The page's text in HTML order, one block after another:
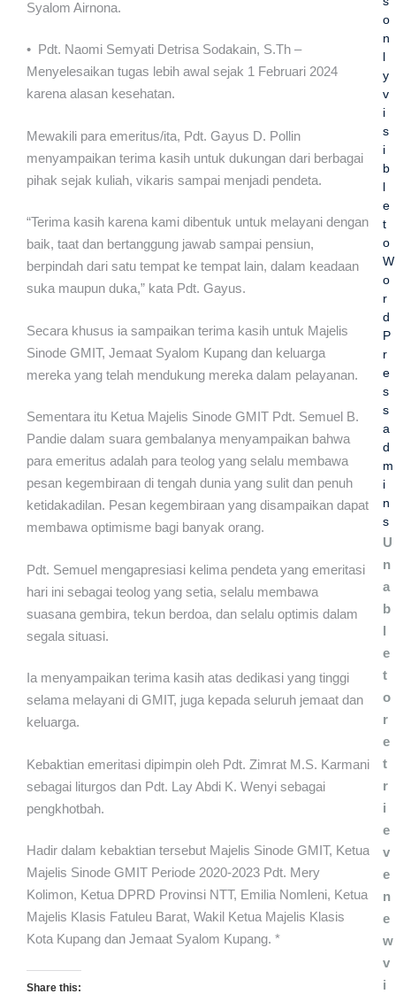
Syalom Airnona.
• Pdt. Naomi Semyati Detrisa Sodakain, S.Th –
Menyelesaikan tugas lebih awal sejak 1 Februari 2024
karena alasan kesehatan.
Mewakili para emeritus/ita, Pdt. Gayus D. Pollin
menyampaikan terima kasih untuk dukungan dari berbagai
pihak sejak kuliah, vikaris sampai menjadi pendeta.
“Terima kasih karena kami dibentuk untuk melayani dengan
baik, taat dan bertanggung jawab sampai pensiun,
berpindah dari satu tempat ke tempat lain, dalam keadaan
suka maupun duka,” kata Pdt. Gayus.
Secara khusus ia sampaikan terima kasih untuk Majelis
Sinode GMIT, Jemaat Syalom Kupang dan keluarga
mereka yang telah mendukung mereka dalam pelayanan.
Sementara itu Ketua Majelis Sinode GMIT Pdt. Semuel B.
Pandie dalam suara gembalanya menyampaikan bahwa
para emeritus adalah para teolog yang selalu membawa
pesan kegembiraan di tengah dunia yang sulit dan penuh
ketidakadilan. Pesan kegembiraan yang disampaikan dapat
membawa optimisme bagi banyak orang.
Pdt. Semuel mengapresiasi kelima pendeta yang emeritasi
hari ini sebagai teolog yang setia, selalu membawa
suasana gembira, tekun berdoa, dan selalu optimis dalam
segala situasi.
Ia menyampaikan terima kasih atas dedikasi yang tinggi
selama melayani di GMIT, juga kepada seluruh jemaat dan
keluarga.
Kebaktian emeritasi dipimpin oleh Pdt. Zimrat M.S. Karmani
sebagai liturgos dan Pdt. Lay Abdi K. Wenyi sebagai
pengkhotbah.
Hadir dalam kebaktian tersebut Majelis Sinode GMIT, Ketua
Majelis Sinode GMIT Periode 2020-2023 Pdt. Mery
Kolimon, Ketua DPRD Provinsi NTT, Emilia Nomleni, Ketua
Majelis Klasis Fatuleu Barat, Wakil Ketua Majelis Klasis
Kota Kupang dan Jemaat Syalom Kupang. *
Share this:
o
n
l
y
v
i
s
i
b
l
e
t
o
W
o
r
d
P
r
e
s
s
a
d
m
i
n
s
U
n
a
b
l
e
t
o
r
e
t
r
i
e
v
e
n
e
w
v
i